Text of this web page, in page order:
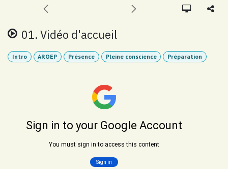
01. Vidéo d'accueil
Intro AROEP Présence Pleine conscience Préparation